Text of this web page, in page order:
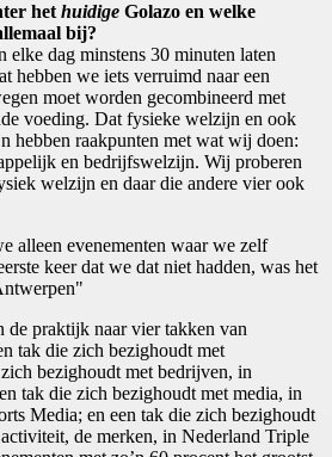
hethuidige Golazo en welke
bij?
elke dag minstens 30 minuten laten
hebben we iets verruimd naar een
moet worden gecombineerd met
voeding. Dat fysieke welzijn en ook
hebben raakpunten met wat wij doen:
en bedrijfswelzijn. Wij proberen
welzijn en daar die andere vier ook
alleen evenementen waar we zelf
keer dat we dat niet hadden, was het
de praktijk naar vier takken van
tak die zich bezighoudt met
bezighoudt met bedrijven, in
tak die zich bezighoudt met media, in
Media; en een tak die zich bezighoudt
de merken, in Nederland Triple